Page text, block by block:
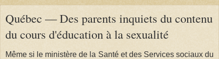
Québec — Des parents inquiets du contenu
du cours d'éducation à la sexualité
Même si le ministère de la Santé et des Services sociaux du